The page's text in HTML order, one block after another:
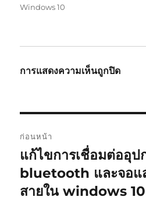
เขียน
Windows 10
การแสดงความเห็นถูกปิด
เรื่อง
ก่อนหน้า
เรื่อง
ก่อน
หน้า:
แก้ไขการเชื่อมต่ออุป
bluetooth และจอแ
สายใน windows